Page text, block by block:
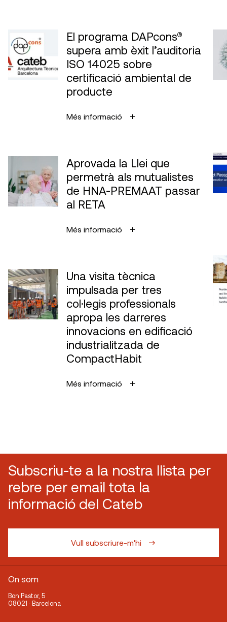
El programa DAPcons®
supera amb èxit l’auditoria
ISO 14025 sobre
certificació ambiental de
producte
Més informació
Aprovada la Llei que
permetrà als mutualistes
de HNA-PREMAAT passar
al RETA
Més informació
Una visita tècnica
impulsada per tres
col·legis professionals
apropa les darreres
innovacions en edificació
industrialitzada de
CompactHabit
Més informació
Subscriu-te a la nostra llista per
rebre per email tota la
informació del Cateb
Vull subscriure-m'hi
On som
Bon Pastor, 5
08021 · Barcelona